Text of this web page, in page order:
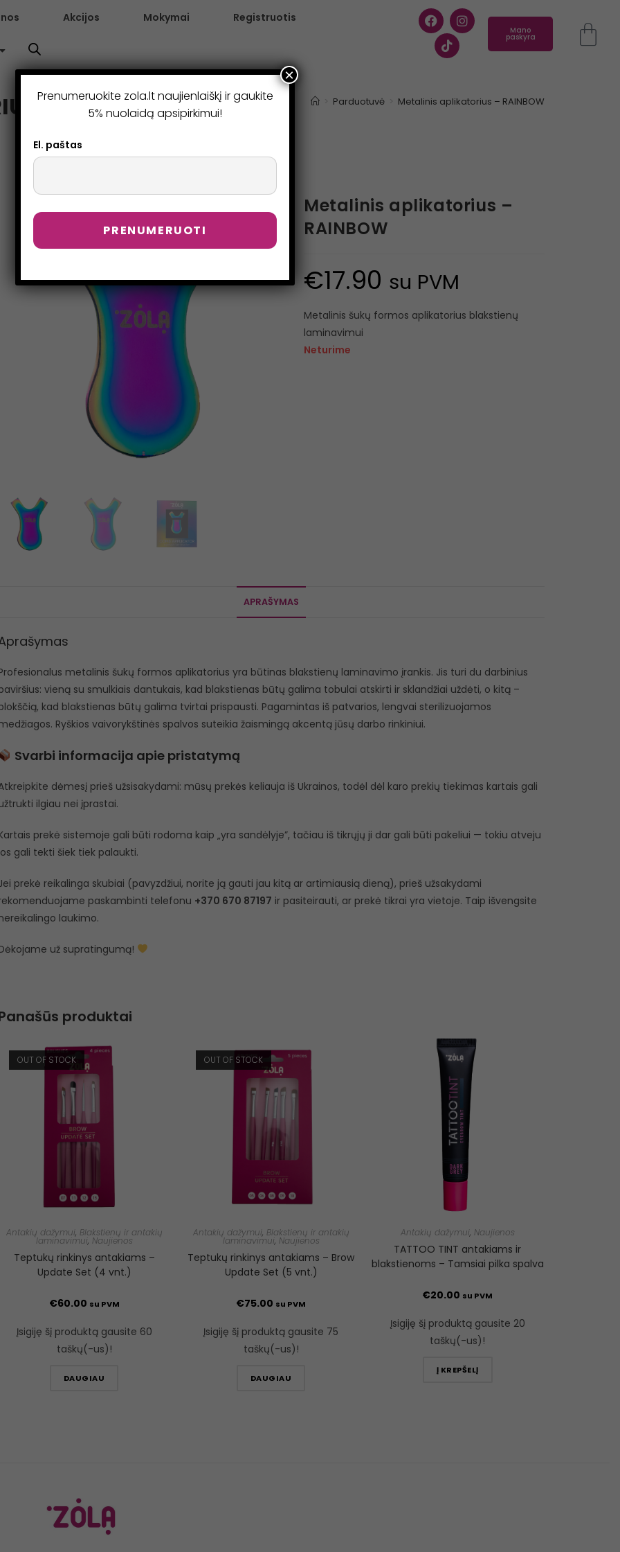
Akcijos Mokymai Registruotis
Mano
paskyra
– RAINBOW Parduotuvė Metalinis aplikatorius – RAINBOW
Metalinis aplikatorius –
RAINBOW
€17.90 su PVM
Metalinis šukų formos aplikatorius blakstienų
laminavimui
Neturime
APRAŠYMAS
metalinis šukų formos aplikatorius yra būtinas blakstienų laminavimo įrankis. Jis turi du darbinius
vieną su smulkiais dantukais, kad blakstienas būtų galima tobulai atskirti ir sklandžiai uždėti, o kitą –
kad blakstienas būtų galima tvirtai prispausti. Pagamintas iš patvarios, lengvai sterilizuojamos
Ryškios vaivorykštinės spalvos suteikia žaismingą akcentą jūsų darbo rinkiniui.
Svarbi informacija apie pristatymą
dėmesį prieš užsisakydami: mūsų prekės keliauja iš Ukrainos, todėl dėl karo prekių tiekimas kartais gali
ilgiau nei įprastai.
prekė sistemoje gali būti rodoma kaip „yra sandėlyje”, tačiau iš tikrųjų ji dar gali būti pakeliui — tokiu atveju
gali tekti šiek tiek palaukti.
prekė reikalinga skubiai (pavyzdžiui, norite ją gauti jau kitą ar artimiausią dieną), prieš užsakydami
paskambinti telefonu +370 670 87197 ir pasiteirauti, ar prekė tikrai yra vietoje. Taip išvengsite
laukimo.
už supratingumą!
produktai
OUT OF STOCK
Antakių dažymui, Blakstienų ir antakių
laminavimui, Naujienos
Teptukų rinkinys antakiams –
Update Set (4 vnt.)
€60.00 su PVM
Įsigiję šį produktą gausite 60
taškų(-us)!
DAUGIAU
OUT OF STOCK
Antakių dažymui, Blakstienų ir antakių
laminavimui, Naujienos
Teptukų rinkinys antakiams – Brow
Update Set (5 vnt.)
€75.00 su PVM
Įsigiję šį produktą gausite 75
taškų(-us)!
DAUGIAU
Antakių dažymui, Naujienos
TATTOO TINT antakiams ir
blakstienoms – Tamsiai pilka spalva
€20.00 su PVM
Įsigiję šį produktą gausite 20
taškų(-us)!
Į KREPŠELĮ
Prenumeruokite zola.lt naujienlaiškį ir gaukite
5% nuolaidą apsipirkimui!
El. paštas
×